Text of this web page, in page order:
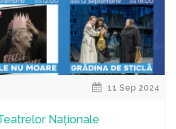
11 Sep 2024
Naționale